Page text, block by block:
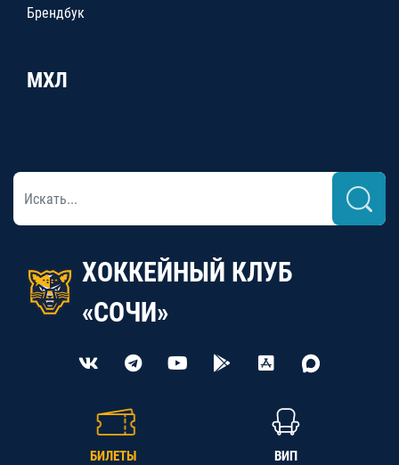
Брендбук
МХЛ
ХОККЕЙНЫЙ КЛУБ
«СОЧИ»
БИЛЕТЫ ВИП